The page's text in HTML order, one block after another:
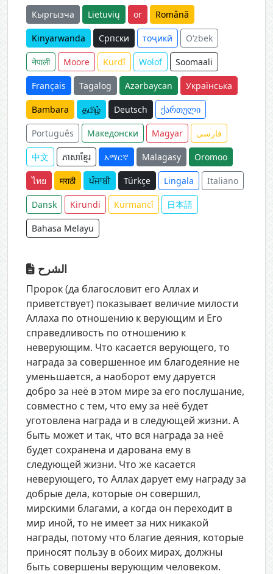
Кыргызча Lietuvių or Română
Kinyarwanda Српски тоҷикӣ O‘zbek
नेपाली Moore Kurdî Wolof Soomaali
Français Tagalog Azərbaycan Українська
Bambara தமிழ் Deutsch ქართული
Português Македонски Magyar فارسی
中文 ភាសាខ្មែរ አማርኛ Malagasy Oromoo
ไทย मराठी ਪੰਜਾਬੀ Türkçe Lingala Italiano
Dansk Kirundi Kurmancî 日本語
Bahasa Melayu
الشرح
Пророк (да благословит его Аллах и
приветствует) показывает величие милости
Аллаха по отношению к верующим и Его
справедливость по отношению к
неверующим. Что касается верующего, то
награда за совершенное им благодеяние не
уменьшается, а наоборот ему даруется
добро за неё в этом мире за его послушание,
совместно с тем, что ему за неё будет
уготовлена награда и в следующей жизни. А
быть может и так, что вся награда за неё
будет сохранена и дарована ему в
следующей жизни. Что же касается
неверующего, то Аллах дарует ему награду за
добрые дела, которые он совершил,
мирскими благами, а когда он переходит в
мир иной, то не имеет за них никакой
награды, потому что благие деяния, которые
приносят пользу в обоих мирах, должны
быть совершены верующим человеком.